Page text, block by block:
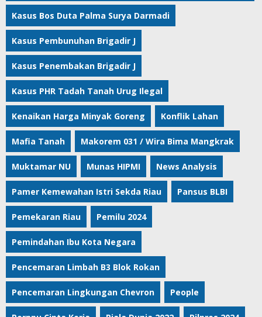
Kasus Bos Duta Palma Surya Darmadi
Kasus Pembunuhan Brigadir J
Kasus Penembakan Brigadir J
Kasus PHR Tadah Tanah Urug Ilegal
Kenaikan Harga Minyak Goreng Konflik Lahan
Mafia Tanah Makorem 031 / Wira Bima Mangkrak
Muktamar NU Munas HIPMI News Analysis
Pamer Kemewahan Istri Sekda Riau Pansus BLBI
Pemekaran Riau Pemilu 2024
Pemindahan Ibu Kota Negara
Pencemaran Limbah B3 Blok Rokan
Pencemaran Lingkungan Chevron People